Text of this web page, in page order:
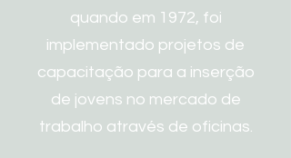
quando em 1972, foi
implementado projetos de
capacitação para a inserção
de jovens no mercado de
trabalho através de oficinas.